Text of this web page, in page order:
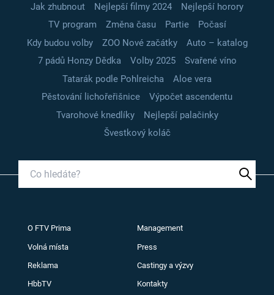
Jak zhubnout Nejlepší filmy 2024
Nejlepší horory
TV program
Změna času Partie
Počasí
Kdy budou volby
ZOO Nové začátky
Auto – katalog
7 pádů Honzy Dědka
Volby 2025
Svařené víno
Tatarák podle Pohlreicha
Aloe vera
Pěstování lichořeřišnice
Výpočet ascendentu
Tvarohové knedlíky
Nejlepší palačinky
Švestkový koláč
O FTV Prima Management
Volná místa Press
Reklama Castingy a výzvy
HbbTV Kontakty